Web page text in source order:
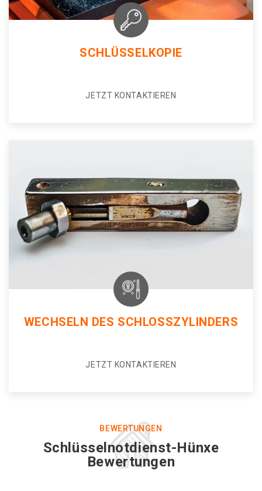
SCHLÜSSELKOPIE
JETZT KONTAKTIEREN
WECHSELN DES SCHLOSSZYLINDERS
JETZT KONTAKTIEREN
BEWERTUNGEN
Schlüsselnotdienst-Hünxe
Bewertungen